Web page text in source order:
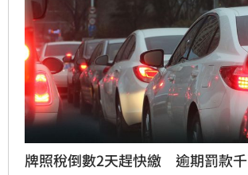
牌照稅倒數2天趕快繳 逾期罰款